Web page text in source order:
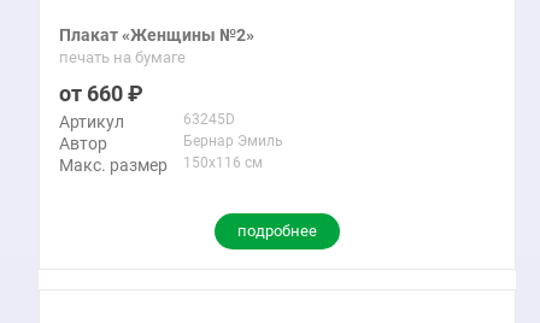
Плакат «Женщины №2»
печать на бумаге
660
Артикул 63245D
Автор Бернар Эмиль
Макс. размер 150x116 см
подробнее